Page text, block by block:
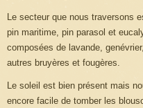
Le secteur que nous traversons
pin maritime, pin parasol et
composées de lavande,
autres bruyères et fougères.
Le soleil est bien présent mais
encore facile de tomber les